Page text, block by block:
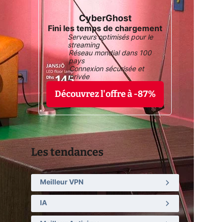
CyberGhost
Fini les temps de chargement
Serveurs optimisés pour le
streaming
Réseau mondial dans 100
pays
Connexion sécurisée et
privée
Découvrez l'offre à -87%
Les tendances
Meilleur VPN
IA